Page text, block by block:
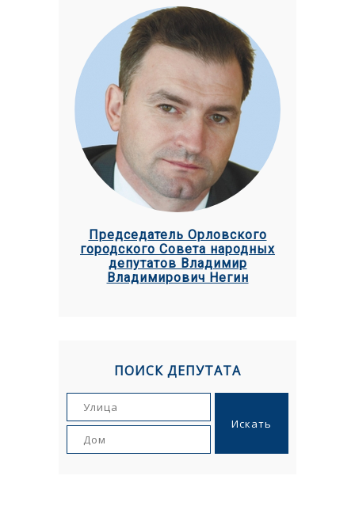
Председатель Орловского
городского Совета народных
депутатов Владимир
Владимирович Негин
ПОИСК ДЕПУТАТА